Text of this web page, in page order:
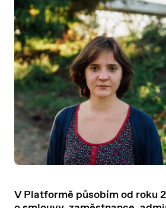
V Platformě působím od roku